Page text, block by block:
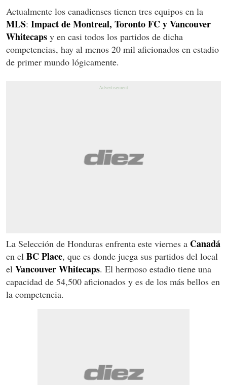
Actualmente los canadienses tienen tres equipos en la
MLS: Impact de Montreal, Toronto FC y Vancouver
Whitecaps y en casi todos los partidos de dicha
competencias, hay al menos 20 mil aficionados en estadio
de primer mundo lógicamente.
La Selección de Honduras enfrenta este viernes a Canadá
en el BC Place, que es donde juega sus partidos del local
el Vancouver Whitecaps. El hermoso estadio tiene una
capacidad de 54,500 aficionados y es de los más bellos en
la competencia.